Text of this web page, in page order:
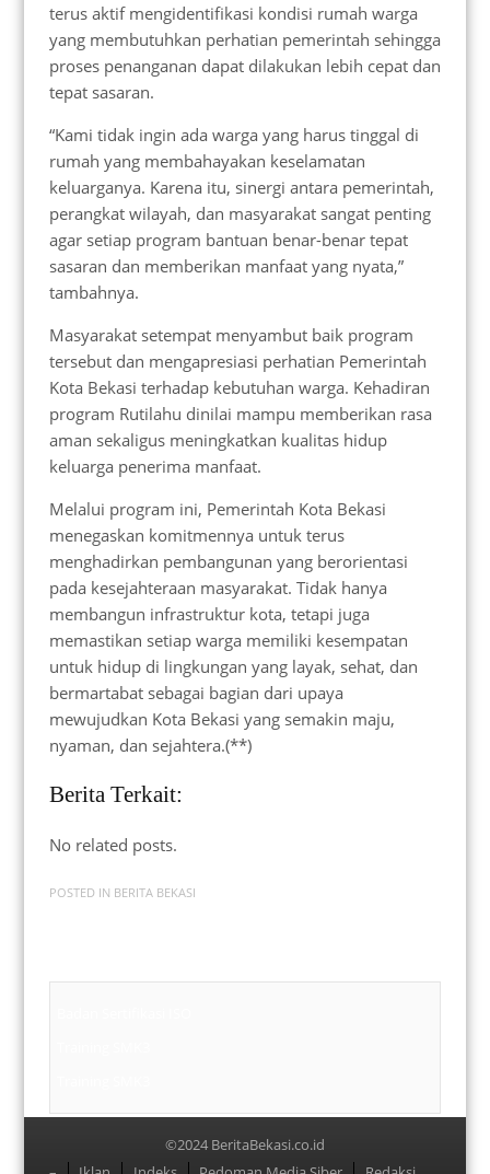
terus aktif mengidentifikasi kondisi rumah warga
yang membutuhkan perhatian pemerintah sehingga
proses penanganan dapat dilakukan lebih cepat dan
tepat sasaran.
“Kami tidak ingin ada warga yang harus tinggal di
rumah yang membahayakan keselamatan
keluarganya. Karena itu, sinergi antara pemerintah,
perangkat wilayah, dan masyarakat sangat penting
agar setiap program bantuan benar-benar tepat
sasaran dan memberikan manfaat yang nyata,”
tambahnya.
Masyarakat setempat menyambut baik program
tersebut dan mengapresiasi perhatian Pemerintah
Kota Bekasi terhadap kebutuhan warga. Kehadiran
program Rutilahu dinilai mampu memberikan rasa
aman sekaligus meningkatkan kualitas hidup
keluarga penerima manfaat.
Melalui program ini, Pemerintah Kota Bekasi
menegaskan komitmennya untuk terus
menghadirkan pembangunan yang berorientasi
pada kesejahteraan masyarakat. Tidak hanya
membangun infrastruktur kota, tetapi juga
memastikan setiap warga memiliki kesempatan
untuk hidup di lingkungan yang layak, sehat, dan
bermartabat sebagai bagian dari upaya
mewujudkan Kota Bekasi yang semakin maju,
nyaman, dan sejahtera.(**)
Berita Terkait:
No related posts.
POSTED IN BERITA BEKASI
©2024 BeritaBekasi.co.id